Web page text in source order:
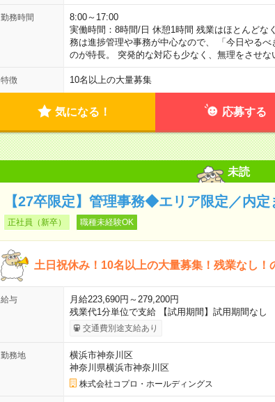
勤務時間
8:00～17:00
実働時間：8時間/日 休憩1時間 残業はほとんどな
務は進捗管理や事務が中心なので、 「今日やる
のが特長。 突発的な対応も少なく、無理をさせな
特徴 10名以上の大量募集
気になる！ 応募する
未読
【27卒限定】管理事務◆エリア限定／内定
正社員（新卒） 職種未経験OK
土日祝休み！10名以上の大量募集！残業なし！
給与
月給223,690円～279,200円
残業代1分単位で支給 【試用期間】試用期間なし
交通費別途支給あり
勤務地
横浜市神奈川区
神奈川県横浜市神奈川区
株式会社コプロ・ホールディングス